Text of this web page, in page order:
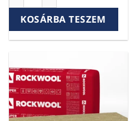
KOSÁRBA TESZEM